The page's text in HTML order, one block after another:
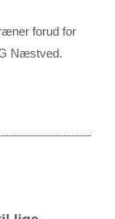
forud for
Næstved.